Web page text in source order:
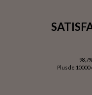
Plus de